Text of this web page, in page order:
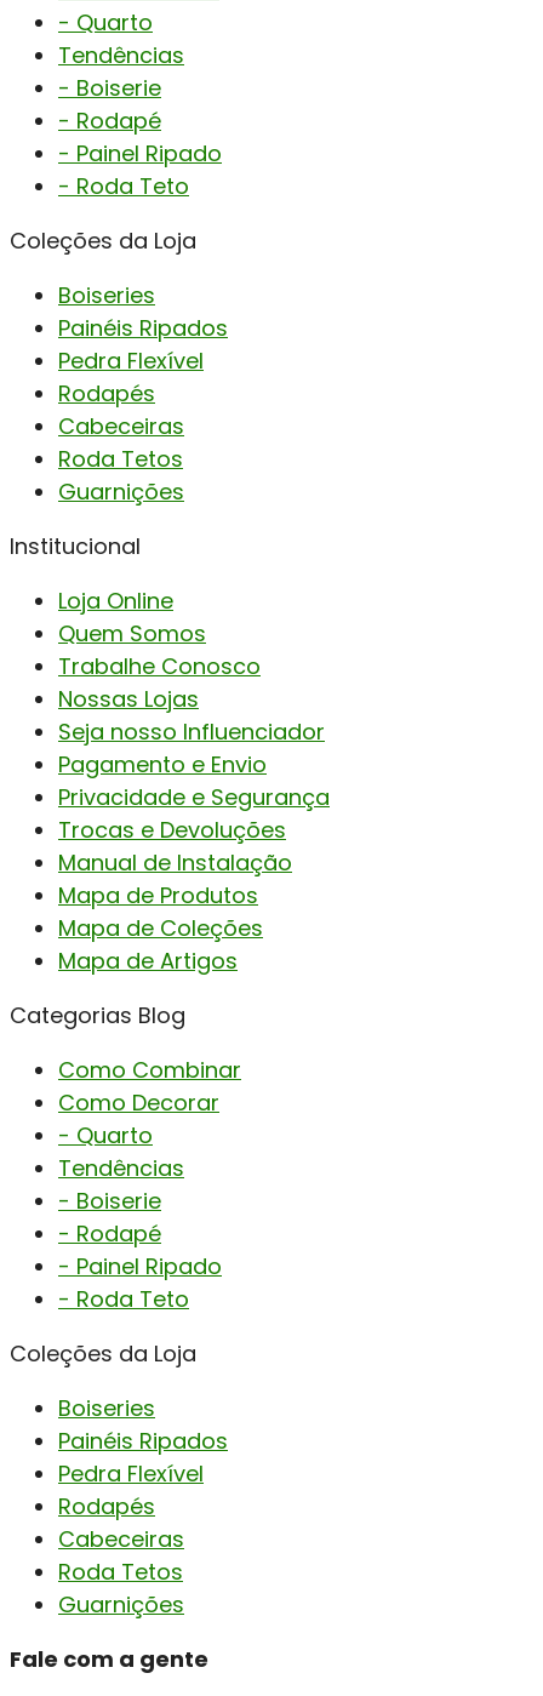
- Quarto
Tendências
- Boiserie
- Rodapé
- Painel Ripado
- Roda Teto
Coleções da Loja
Boiseries
Painéis Ripados
Pedra Flexível
Rodapés
Cabeceiras
Roda Tetos
Guarnições
Institucional
Loja Online
Quem Somos
Trabalhe Conosco
Nossas Lojas
Seja nosso Influenciador
Pagamento e Envio
Privacidade e Segurança
Trocas e Devoluções
Manual de Instalação
Mapa de Produtos
Mapa de Coleções
Mapa de Artigos
Categorias Blog
Como Combinar
Como Decorar
- Quarto
Tendências
- Boiserie
- Rodapé
- Painel Ripado
- Roda Teto
Coleções da Loja
Boiseries
Painéis Ripados
Pedra Flexível
Rodapés
Cabeceiras
Roda Tetos
Guarnições
Fale com a gente